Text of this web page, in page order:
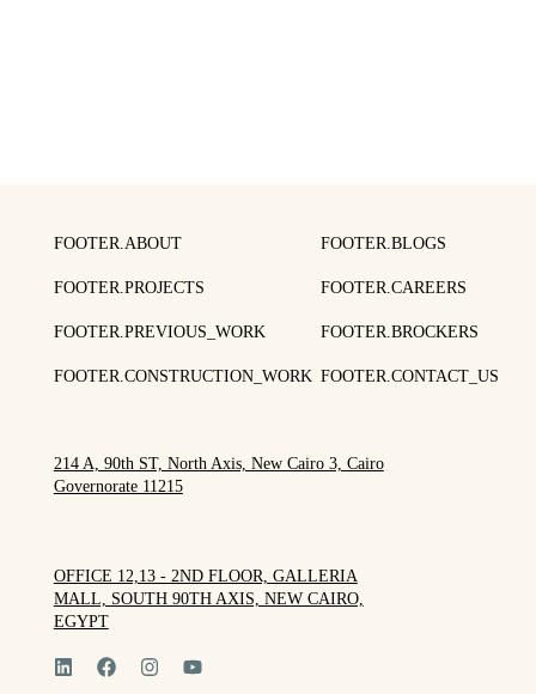
FOOTER.ABOUT
FOOTER.PROJECTS
FOOTER.PREVIOUS_WORK
FOOTER.CONSTRUCTION_WORK
FOOTER.BLOGS
FOOTER.CAREERS
FOOTER.BROCKERS
FOOTER.CONTACT_US
214 A, 90th ST, North Axis, New Cairo 3, Cairo
Governorate 11215
OFFICE 12,13 - 2ND FLOOR, GALLERIA
MALL, SOUTH 90TH AXIS, NEW CAIRO,
EGYPT